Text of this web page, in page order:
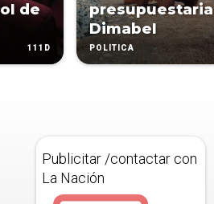
de
111D
Dimabel
POLÍTICA
Publicitar /contactar con
La Nación